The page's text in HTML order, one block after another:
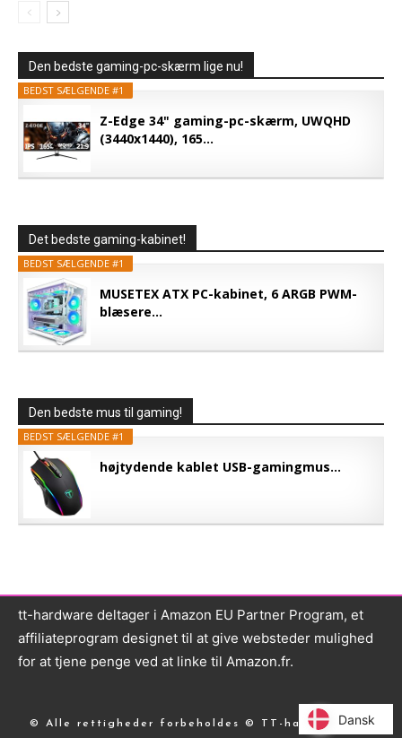
Den bedste gaming-pc-skærm lige nu!
BEDST SÆLGENDE #1
Z-Edge 34" gaming-pc-skærm, UWQHD
(3440x1440), 165...
Det bedste gaming-kabinet!
BEDST SÆLGENDE #1
MUSETEX ATX PC-kabinet, 6 ARGB PWM-
blæsere...
Den bedste mus til gaming!
BEDST SÆLGENDE #1
højtydende kablet USB-gamingmus...
tt-hardware deltager i Amazon EU Partner Program, et
affiliateprogram designet til at give websteder mulighed
for at tjene penge ved at linke til Amazon.fr.
© Alle rettigheder forbeholdes © TT-hardware.com
Dansk
Dansk